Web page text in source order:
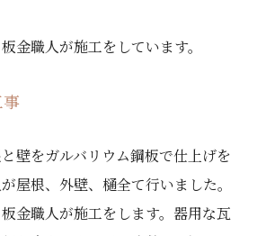
金職人が施工をしています。
壁をガルバリウム鋼板で仕上げを
屋根、外壁、樋全て行いました。
板金職人が施工をします。器用な瓦